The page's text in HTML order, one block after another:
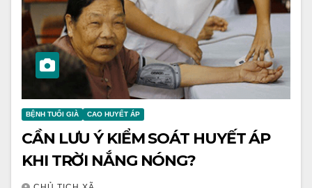
BỆNH TUỔI GIÀ CAO HUYẾT ÁP
CẦN LƯU Ý KIỂM SOÁT HUYẾT ÁP
KHI TRỜI NẮNG NÓNG?